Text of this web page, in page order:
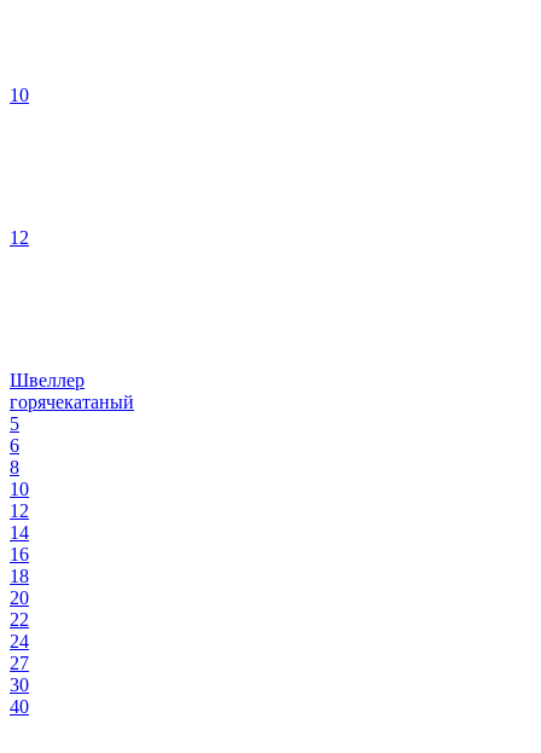
10
12
Швеллер
горячекатаный
5
6
8
10
12
14
16
18
20
22
24
27
30
40